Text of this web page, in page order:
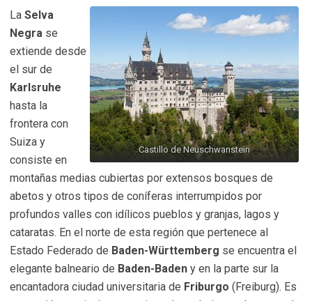
Castillo de Neuschwanstein
La Selva
Negra se
extiende desde
el sur de
Karlsruhe
hasta la
frontera con
Suiza y
consiste en
montañas medias cubiertas por extensos bosques de
abetos y otros tipos de coníferas interrumpidos por
profundos valles con idílicos pueblos y granjas, lagos y
cataratas. En el norte de esta región que pertenece al
Estado Federado de Baden-Württemberg se encuentra el
elegante balneario de Baden-Baden y en la parte sur la
encantadora ciudad universitaria de Friburgo (Freiburg). Es